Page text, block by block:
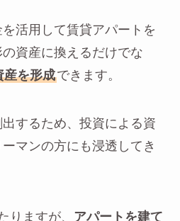
活用して賃貸アパートを
資産に換えるだけでな
産を形成できます。
するため、投資による資
マンの方にも浸透してき
りますが、 アパートを建て